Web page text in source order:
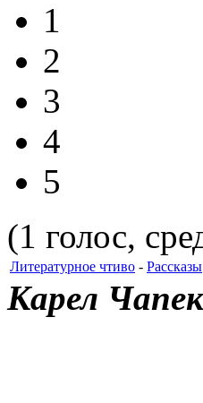
1
2
3
4
5
(1 голос,
Литературное чтиво - Рассказы
Карел